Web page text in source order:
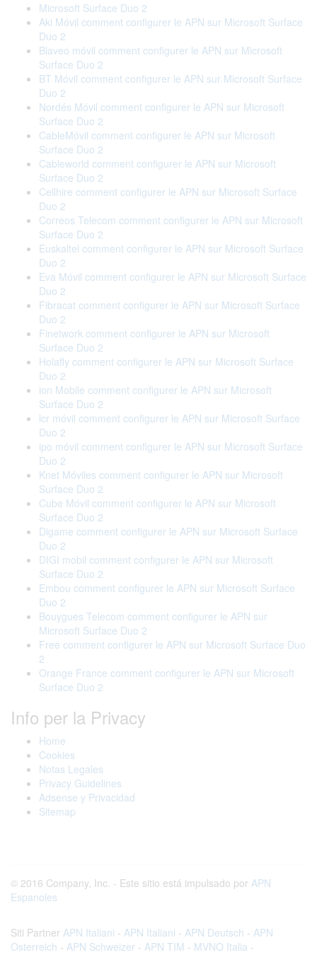
Microsoft Surface Duo 2
Aki Móvil comment configurer le APN sur Microsoft Surface
Duo 2
Blaveo móvil comment configurer le APN sur Microsoft
Surface Duo 2
BT Móvil comment configurer le APN sur Microsoft Surface
Duo 2
Nordés Móvil comment configurer le APN sur Microsoft
Surface Duo 2
CableMóvil comment configurer le APN sur Microsoft
Surface Duo 2
Cableworld comment configurer le APN sur Microsoft
Surface Duo 2
Cellhire comment configurer le APN sur Microsoft Surface
Duo 2
Correos Telecom comment configurer le APN sur Microsoft
Surface Duo 2
Euskaltel comment configurer le APN sur Microsoft Surface
Duo 2
Eva Móvil comment configurer le APN sur Microsoft Surface
Duo 2
Fibracat comment configurer le APN sur Microsoft Surface
Duo 2
Finetwork comment configurer le APN sur Microsoft
Surface Duo 2
Holafly comment configurer le APN sur Microsoft Surface
Duo 2
ion Mobile comment configurer le APN sur Microsoft
Surface Duo 2
lcr móvil comment configurer le APN sur Microsoft Surface
Duo 2
ipo móvil comment configurer le APN sur Microsoft Surface
Duo 2
Knet Móviles comment configurer le APN sur Microsoft
Surface Duo 2
Cube Móvil comment configurer le APN sur Microsoft
Surface Duo 2
Digame comment configurer le APN sur Microsoft Surface
Duo 2
DIGI mobil comment configurer le APN sur Microsoft
Surface Duo 2
Embou comment configurer le APN sur Microsoft Surface
Duo 2
Bouygues Telecom comment configurer le APN sur
Microsoft Surface Duo 2
Free comment configurer le APN sur Microsoft Surface Duo
2
Orange France comment configurer le APN sur Microsoft
Surface Duo 2
Info per la Privacy
Home
Cookies
Notas Legales
Privacy Guidelines
Adsense y Privacidad
Sitemap
© 2016 Company, Inc. - Este sitio está impulsado por APN
Espanoles
Siti Partner APN Italiani - APN Italiani - APN Deutsch - APN
Osterreich - APN Schweizer - APN TIM - MVNO Italia -